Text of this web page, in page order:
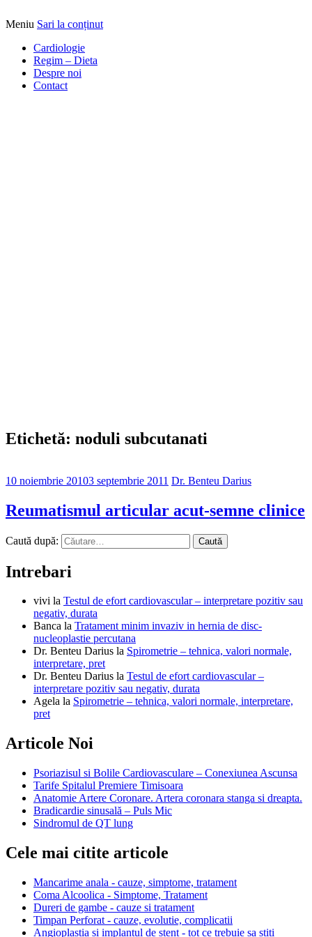
DrBendo.ro
Alimentatia sa iti fie medicatia
Meniu Sari la conținut
Cardiologie
Regim – Dieta
Despre noi
Contact
Etichetă: noduli subcutanati
10 noiembrie 20103 septembrie 2011 Dr. Benteu Darius
Reumatismul articular acut-semne clinice
Caută după:
Intrebari
vivi la Testul de efort cardiovascular – interpretare pozitiv sau
negativ, durata
Banca la Tratament minim invaziv in hernia de disc-
nucleoplastie percutana
Dr. Benteu Darius la Spirometrie – tehnica, valori normale,
interpretare, pret
Dr. Benteu Darius la Testul de efort cardiovascular –
interpretare pozitiv sau negativ, durata
Agela la Spirometrie – tehnica, valori normale, interpretare,
pret
Articole Noi
Psoriazisul si Bolile Cardiovasculare – Conexiunea Ascunsa
Tarife Spitalul Premiere Timisoara
Anatomie Artere Coronare. Artera coronara stanga si dreapta.
Bradicardie sinusală – Puls Mic
Sindromul de QT lung
Cele mai citite articole
Mancarime anala - cauze, simptome, tratament
Coma Alcoolica - Simptome, Tratament
Dureri de gambe - cauze si tratament
Timpan Perforat - cauze, evolutie, complicatii
Angioplastia si implantul de stent - tot ce trebuie sa stiti